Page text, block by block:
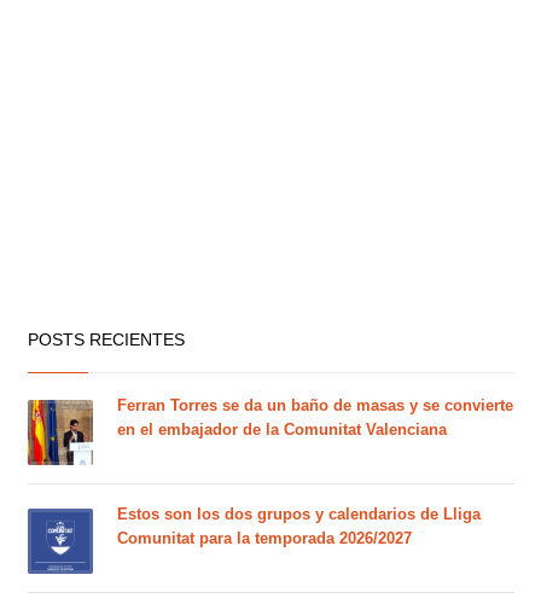
POSTS RECIENTES
Ferran Torres se da un baño de masas y se convierte
en el embajador de la Comunitat Valenciana
Estos son los dos grupos y calendarios de Lliga
Comunitat para la temporada 2026/2027